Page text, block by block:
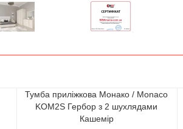
Тумба приліжкова Монако / Monaco
KOM2S Гербор з 2 шухлядами
Кашемір